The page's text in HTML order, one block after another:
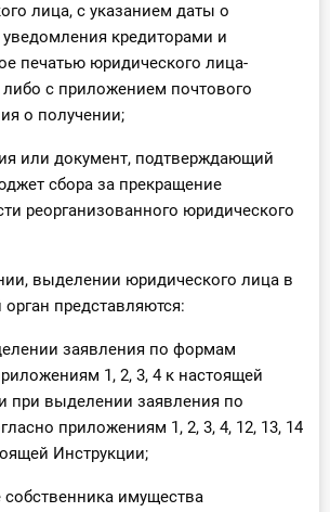
лица, с указанием даты о
кредиторами и
печатью юридического лица-
либо с приложением почтового
о получении;
или документ, подтверждающий
сбора за прекращение
реорганизованного юридического
выделении юридического лица в
представляются:
заявления по формам
1, 2, 3, 4 к настоящей
при выделении заявления по
приложениям 1, 2, 3, 4, 12, 13, 14
Инструкции;
имущества